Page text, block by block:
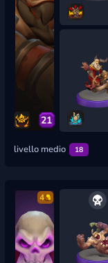
21
livello medio 18
4